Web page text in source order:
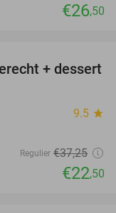
€26,50
40%
+ dessert
9.5 star
Regulier €37,25
€22,50